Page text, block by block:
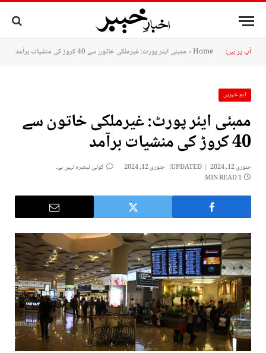
آپ پر ہیں: Home
» ممبئی ایئر پورٹ: غیرملکی خاتون سے 40 کروڑ کی منشیات برآمد
اہم خبریں
ممبئی ایئر پورٹ: غیرملکی خاتون سے
40 کروڑ کی منشیات برآمد
جنوری 12, 2024 UPDATED: جنوری 12, 2024
کوئی تبصرہ نہیں ہے۔
1 MIN READ